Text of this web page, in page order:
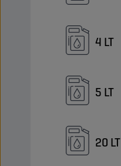
4 LT
5 LT
20 LT